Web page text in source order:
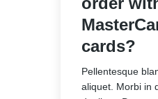
cards?
Pellentesque
aliquet. Morbi in